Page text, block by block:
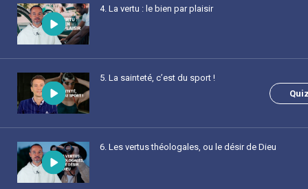
4. La vertu : le bien par plaisir
5. La sainteté, c’est du sport !
6. Les vertus théologales, ou le désir de Dieu